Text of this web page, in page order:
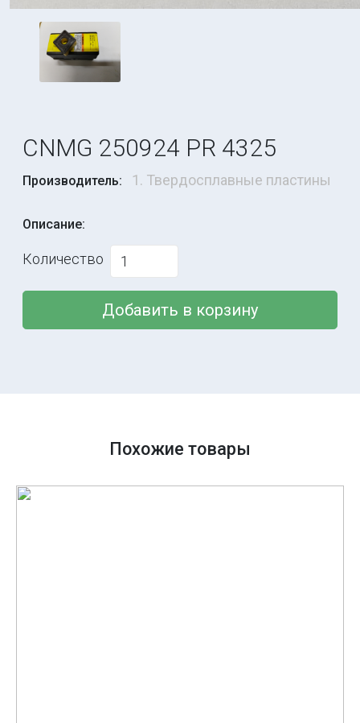
CNMG 250924 PR 4325
Производитель: 1. Твердосплавные пластины
Описание:
Количество
Добавить в корзину
Похожие товары